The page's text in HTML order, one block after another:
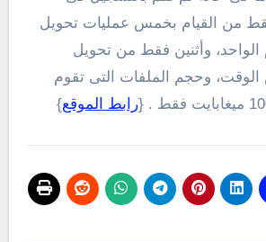
من القيام بخمس عمليات تحويل
الواحد، وأثنين فقط من تحويل
وحجم الملفات التى تقوم
رابط الموقع}